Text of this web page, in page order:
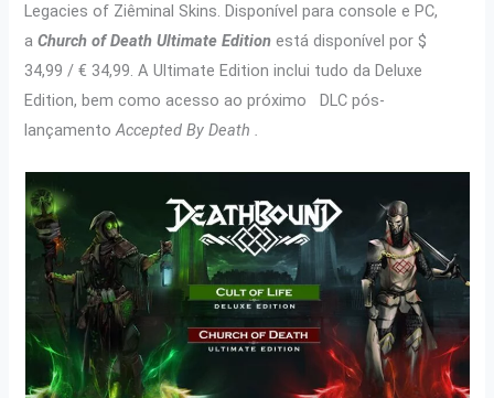
Legacies of Ziêminal Skins. Disponível para console e PC,
aChurch of Death Ultimate Edition está disponível por $
34,99 / € 34,99. A Ultimate Edition inclui tudo da Deluxe
Edition, bem como acesso ao próximo DLC pós-
lançamentoAccepted By Death .